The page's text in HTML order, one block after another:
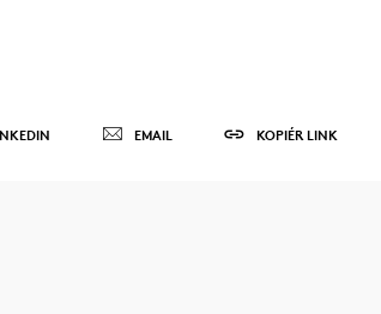
EMAIL KOPIÉR LINK